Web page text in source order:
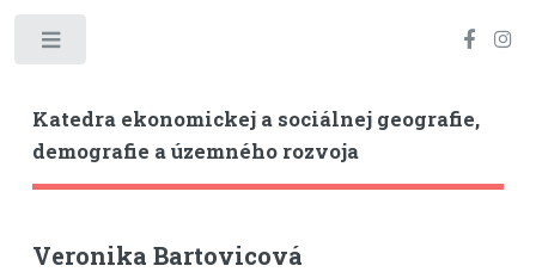
Katedra ekonomickej a sociálnej geografie,
demografie a územného rozvoja
Veronika Bartovicová